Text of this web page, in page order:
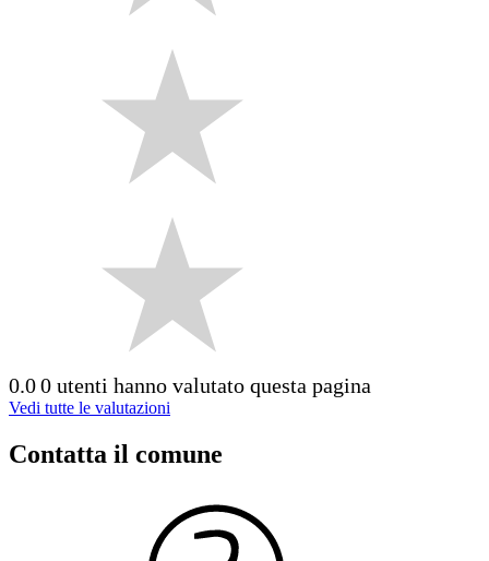
0.00 utenti hanno valutato questa pagina
Vedi tutte le valutazioni
Contatta il comune